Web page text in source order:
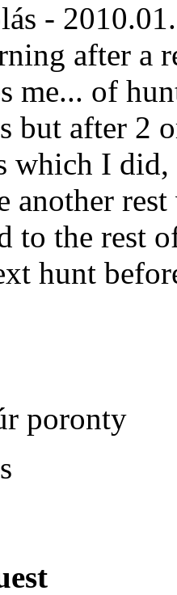
-
after a
me... of
but after 2
which I
another
to the rest
hunt
poronty